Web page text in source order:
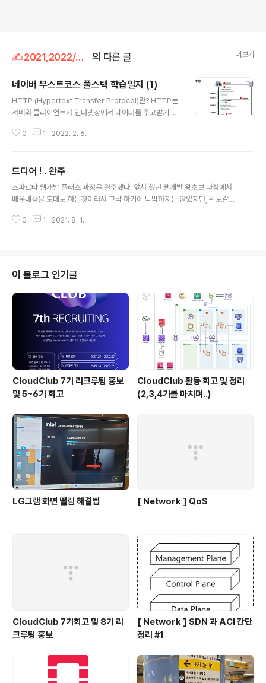
✍2021,2022/WEB 의 다른 글 더보기
네이버 부스트코스 풀스택 학습일지 (1)
HTTP (Hypertext Transfer Protocol)란? HTTP는
서버와 클라이언트가 인터넷상에서 데이터를 주고받기 위
서버/클라이언트 모델을 따릅니다. 장점 - 불특정 다수를
간의 최대 연결 수보다 훨씬 많은 요청과 응답을 처리할 수
있다. 단점 - 연결을 끊어버리기 때문에, 클라이언트의 이
전 상황을 알 수가 없다. - 이러한 특징을 무상태(Stateles
해서 Cookie와 같은 기술이 등장하게 되었다. URL (Unif
0 1 2022. 2. 6.
드디어 ! . 완주
스파르타 웹개발 플러스 과정을 완주했다. 앞서 했던 웹개발 왕초보 과정에서
배운내용을 토대로 하는것이라서 그닥 하기에 막막하지는 않았지만, 뒤로갈수
그래도 상당히 강의 내용이 쉽게 따라할 수 있었기에 부담없이 나름대로 밀리지
며 만들어나가는건 나의 몫이겠지.. 그렇기에 강의 수강 완료에 그치지 않고, 더
구체적이고 전문적으로 공부해야 할 필요성을 느꼈다. 단순히 코드 복붙이 아
닌. 서버와 클라이언트의 정확한 과정..
0 1 2021. 8. 1.
이 블로그 인기글
CloudClub 7기 리크루팅 홍보
및 5~6기 회고
CloudClub 활동 회고 및 정리
(2,3,4기를 마치며..)
LG그램 화면 떨림 해결법 [ Network ] QoS
CloudClub 7기회고 및 8기 리
크루팅 홍보
[ Network ] SDN 과 ACI 간단
정리 #1